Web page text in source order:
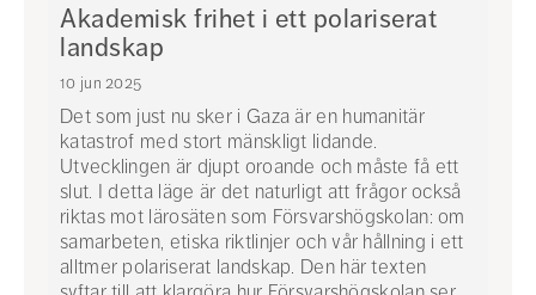
Akademisk frihet i ett polariserat
landskap
10 jun 2025
Det som just nu sker i Gaza är en humanitär
katastrof med stort mänskligt lidande.
Utvecklingen är djupt oroande och måste få ett
slut. I detta läge är det naturligt att frågor också
riktas mot lärosäten som Försvarshögskolan: om
samarbeten, etiska riktlinjer och vår hållning i ett
alltmer polariserat landskap. Den här texten